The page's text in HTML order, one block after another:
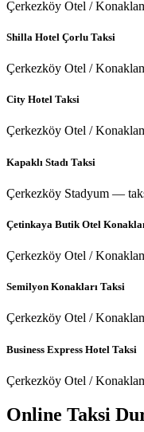
Çerkezköy Otel /
Shilla Hotel Çorlu Taksi
Çerkezköy Otel /
City Hotel Taksi
Çerkezköy Otel /
Kapaklı Stadı Taksi
Çerkezköy Stadyum —
Çetinkaya Butik Otel
Çerkezköy Otel /
Semilyon Konakları Taksi
Çerkezköy Otel /
Business Express Hotel Taksi
Çerkezköy Otel /
Online Taksi